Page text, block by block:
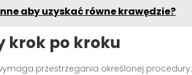
aby uzyskać równe krawędzie?
krok po kroku
przestrzegania określonej procedury: